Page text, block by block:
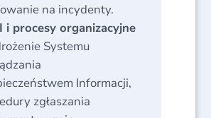
na incydenty.
i procesy organizacyjne
Systemu
Informacji,
zgłaszania